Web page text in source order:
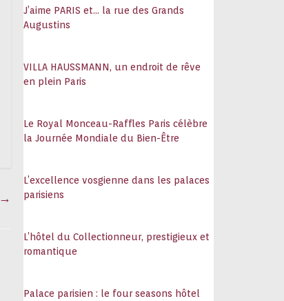
→
J’aime PARIS et… la rue des Grands
Augustins
VILLA HAUSSMANN, un endroit de rêve
en plein Paris
Le Royal Monceau-Raffles Paris célèbre
la Journée Mondiale du Bien-Être
L’excellence vosgienne dans les palaces
parisiens
L’hôtel du Collectionneur, prestigieux et
romantique
Palace parisien : le four seasons hôtel